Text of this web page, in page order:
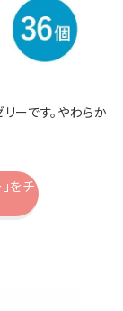
ーです。やわらか
をチ